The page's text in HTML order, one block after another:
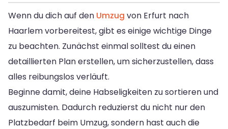
Wenn du dich auf den Umzug von Erfurt nach
Haarlem vorbereitest, gibt es einige wichtige Dinge
zu beachten. Zunächst einmal solltest du einen
detaillierten Plan erstellen, um sicherzustellen, dass
alles reibungslos verläuft.
Beginne damit, deine Habseligkeiten zu sortieren und
auszumisten. Dadurch reduzierst du nicht nur den
Platzbedarf beim Umzug, sondern hast auch die